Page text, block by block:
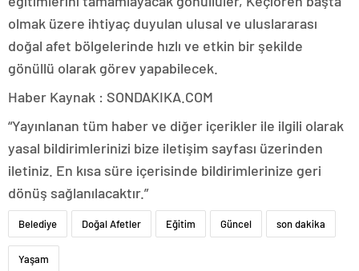
olmak üzere ihtiyaç duyulan ulusal ve uluslararası
doğal afet bölgelerinde hızlı ve etkin bir şekilde
gönüllü olarak görev yapabilecek.
Haber Kaynak : SONDAKIKA.COM
“Yayınlanan tüm haber ve diğer içerikler ile ilgili olarak
yasal bildirimlerinizi bize iletişim sayfası üzerinden
iletiniz. En kısa süre içerisinde bildirimlerinize geri
dönüş sağlanılacaktır.”
Belediye Doğal Afetler Eğitim Güncel son dakika
Yaşam